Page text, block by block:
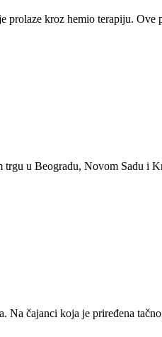
prolaze kroz hemio terapiju. Ove
u Beogradu, Novom Sadu i
Na čajanci koja je priređena